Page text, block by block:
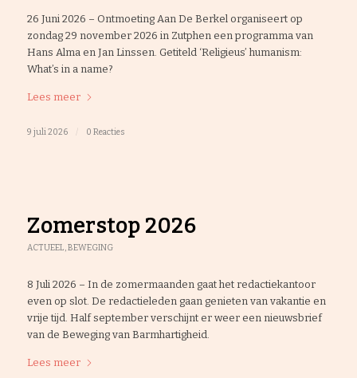
26 Juni 2026 – Ontmoeting Aan De Berkel organiseert op
zondag 29 november 2026 in Zutphen een programma van
Hans Alma en Jan Linssen. Getiteld ‘Religieus’ humanism:
What’s in a name?
Lees meer
9 juli 2026 0 Reacties
Zomerstop 2026
ACTUEEL,BEWEGING
8 Juli 2026 – In de zomermaanden gaat het redactiekantoor
even op slot. De redactieleden gaan genieten van vakantie en
vrije tijd. Half september verschijnt er weer een nieuwsbrief
van de Beweging van Barmhartigheid.
Lees meer